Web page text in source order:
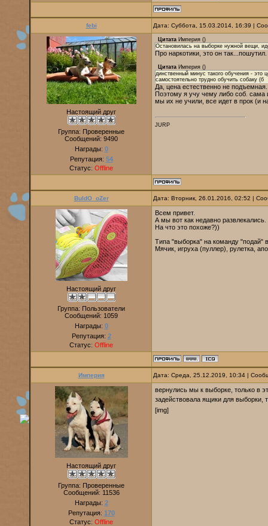
febi Дата: Суббота, 15.03.2014, 16:39 |
Настоящий друг
Группа: Проверенные
Сообщений: 9490
Награды: 0
Репутация: 54
Статус: Offline
Цитата Империя ()
Остановилась на выборке нужной вещи,
Про наркотики, это он
Цитата Империя ()
динственный минус такого обучения -
самостоятельно трудно обучить собаку (б
Да, цена естественно не
Поэтому я учу чему либо соб. сама
мы их не учили, все идет в прок (и
JURP
BuldO_oZer Дата: Вторник, 26.01.2016, 02:52 |
Настоящий друг
Группа: Пользователи
Сообщений: 1059
Награды: 0
Репутация: 2
Статус: Offline
Всем привет.
А мы вот как недавно
На что это похоже?))
Типа "выборка" на команду "подай"
Мячик, игруха (пуллер), рулетка,
Империя Дата: Среда, 25.12.2019, 10:34 |
Настоящий друг
Группа: Проверенные
Сообщений: 11536
Награды: 2
Репутация: 170
Статус: Offline
вернулись мы к выборке, только в
задействовала ящики для выборки,
[img]